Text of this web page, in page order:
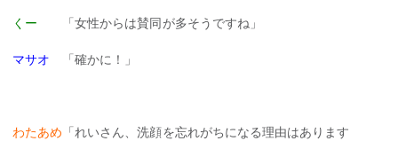
くー 「女性からは賛同が多そうですね」
マサオ 「確かに！」
わたあめ 「れいさん、洗顔を忘れがちになる理由はあります